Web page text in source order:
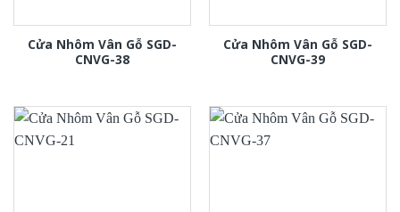
Cửa Nhôm Vân Gỗ SGD-
CNVG-38
Cửa Nhôm Vân Gỗ SGD-
CNVG-39